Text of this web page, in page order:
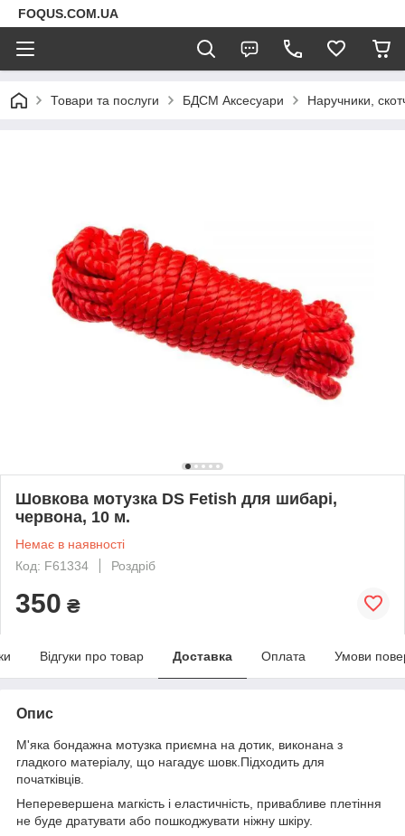
FOQUS.COM.UA
Товари та послуги БДСМ Аксесуари Наручники,
Шовкова мотузка DS Fetish для шибарі,
червона, 10 м.
Немає в наявності
Код: F61334
Роздріб
350 ₴
Відгуки про товар Доставка Оплата Умови
Опис
М'яка бондажна мотузка приємна на дотик, виконана з
гладкого матеріалу, що нагадує шовк.Підходить для
початківців.
Неперевершена магкість і еластичність, привабливе плетіння
не буде дратувати або пошкоджувати ніжну шкіру.